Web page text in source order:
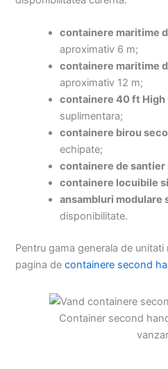
containere maritime
aproximativ 6 m;
containere maritime
aproximativ 12 m;
containere 40 ft High
suplimentara;
containere birou
echipate;
containere de santier
containere locuibile
ansambluri modulare
disponibilitate.
Pentru gama generala de
pagina decontainere second
Container second